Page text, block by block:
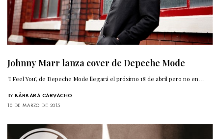
Johnny Marr lanza cover de Depeche Mode
‘I Feel You’, de Depeche Mode llegará el próximo 18 de abril pero no en…
BY BÁRBARA CARVACHO
10 DE MARZO DE 2015